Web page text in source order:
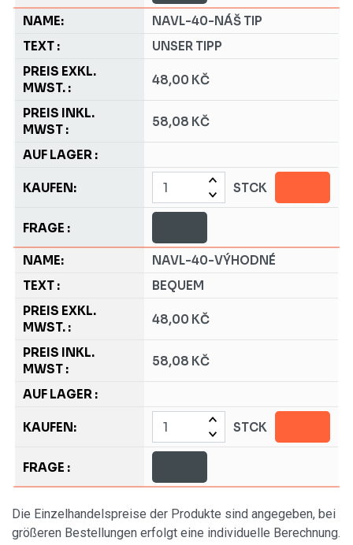
NAVL-40-NÁŠ TIP
UNSER TIPP
48,00 KČ
58,08 KČ
STCK
NAVL-40-VÝHODNÉ
BEQUEM
48,00 KČ
58,08 KČ
STCK
Die Einzelhandelspreise der Produkte sind angegeben, bei
größeren Bestellungen erfolgt eine individuelle Berechnung.